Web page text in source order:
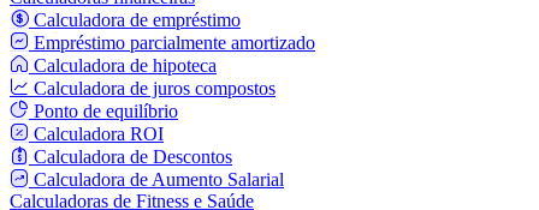
Calculadora de empréstimo
Empréstimo parcialmente amortizado
Calculadora de hipoteca
Calculadora de juros compostos
Ponto de equilíbrio
Calculadora ROI
Calculadora de Descontos
Calculadora de Aumento Salarial
Calculadoras de Fitness e Saúde